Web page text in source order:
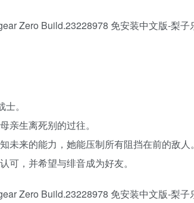
。
亲生离死别的过往。
未来的能力，她能压制所有阻挡在前的敌人。
可，并希望与绯音成为好友。